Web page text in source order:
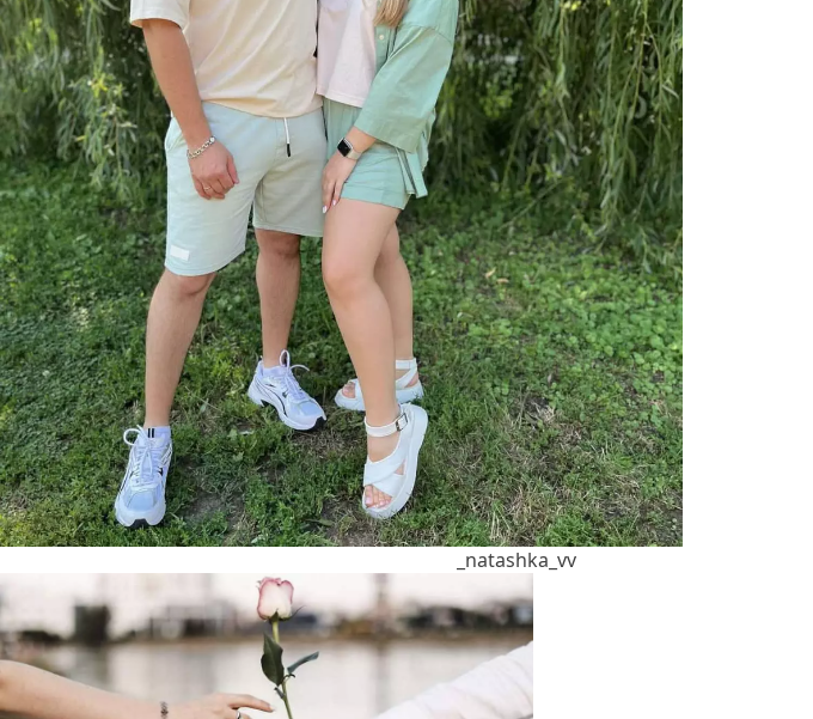
_natashka_vv